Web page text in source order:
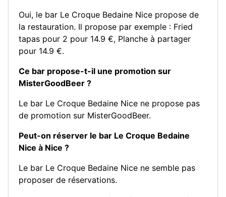
Oui, le bar Le Croque Bedaine Nice propose de
la restauration. Il propose par exemple : Fried
tapas pour 2 pour 14.9 €, Planche à partager
pour 14.9 €.
Ce bar propose-t-il une promotion sur
MisterGoodBeer ?
Le bar Le Croque Bedaine Nice ne propose pas
de promotion sur MisterGoodBeer.
Peut-on réserver le bar Le Croque Bedaine
Nice à Nice ?
Le bar Le Croque Bedaine Nice ne semble pas
proposer de réservations.